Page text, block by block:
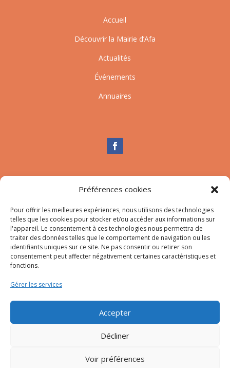
Préférences cookies
Pour offrir les meilleures expériences, nous utilisons des technologies
telles que les cookies pour stocker et/ou accéder aux informations sur
l'appareil. Le consentement à ces technologies nous permettra de
traiter des données telles que le comportement de navigation ou les
identifiants uniques sur ce site. Ne pas consentir ou retirer son
consentement peut affecter négativement certaines caractéristiques et
fonctions.
Gérer les services
Accepter
Décliner
Voir préférences
Accueil
Découvrir la Mairie d’Afa
Actualités
Événements
Annuaires
Nous contacter
Mail:secretariat-mairie@afa.corsica
Adresse :785 Strada d’Afà – Merria 20167 Afa
© 2023 Mairie d’Afa – Réalisation